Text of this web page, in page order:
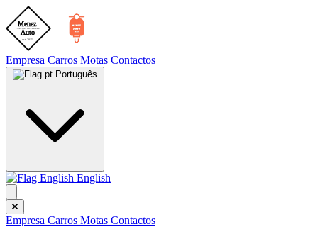
Empresa Carros Motas Contactos
Português
English
Empresa Carros Motas Contactos